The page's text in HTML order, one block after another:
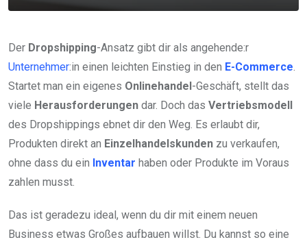
Der Dropshipping-Ansatz gibt dir als angehende:r
Unternehmer:in einen leichten Einstieg in den E-Commerce.
Startet man ein eigenes Onlinehandel -Geschäft, stellt das
viele Herausforderungen dar. Doch das Vertriebsmodell
des Dropshippings ebnet dir den Weg. Es erlaubt dir,
Produkten direkt an Einzelhandelskunden zu verkaufen,
ohne dass du ein Inventar haben oder Produkte im Voraus
zahlen musst.
Das ist geradezu ideal, wenn du dir mit einem neuen
Business etwas Großes aufbauen willst. Du kannst so eine